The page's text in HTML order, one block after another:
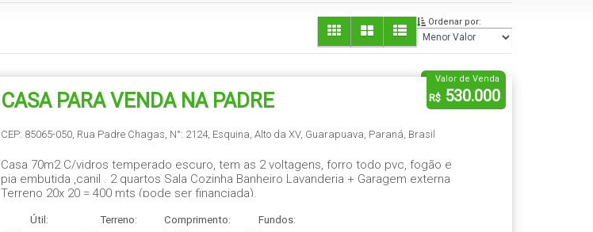
Ordenar por:
CASA PARA VENDA NA PADRE
CHAGAS
R$ 530.000
Valor de Venda
CEP: 85065-050 Rua Padre Chagas N°: 2124, Esquina ,Alto da XV, Guarapuava Paraná Brasil
Útil: Terreno: Comprimento: Fundos:
Casa 70m2 C/vidros temperado escuro, tem as 2 voltagens, forro todo pvc, fogão e
pia embutida ,canil . 2 quartos Sala Cozinha Banheiro Lavanderia + Garagem externa
Terreno 20x 20 = 400 mts (pode ser financiada).